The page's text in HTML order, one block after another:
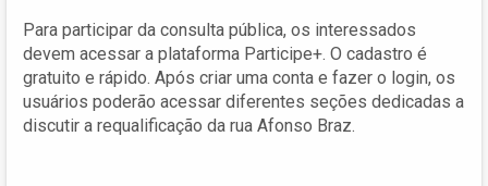
Para participar da consulta pública, os interessados
devem acessar a plataforma Participe+. O cadastro é
gratuito e rápido. Após criar uma conta e fazer o login, os
usuários poderão acessar diferentes seções dedicadas a
discutir a requalificação da rua Afonso Braz.